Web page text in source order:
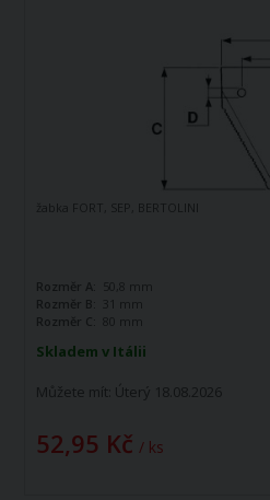
Skladem v Itálii
Můžete mít: Úterý 18.08.2026
52,95 Kč / ks
žabka FORT, SEP, BERTOLINI
Rozměr A:
50,8 mm
Rozměr B:
31 mm
Rozměr C:
80 mm